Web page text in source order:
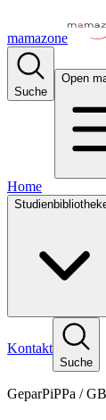
mamazone
Suche
Open
Home
Kontakt
Suche
GeparPiPPa /